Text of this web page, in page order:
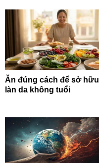
Ăn đúng cách để sở hữu
làn da không tuổi